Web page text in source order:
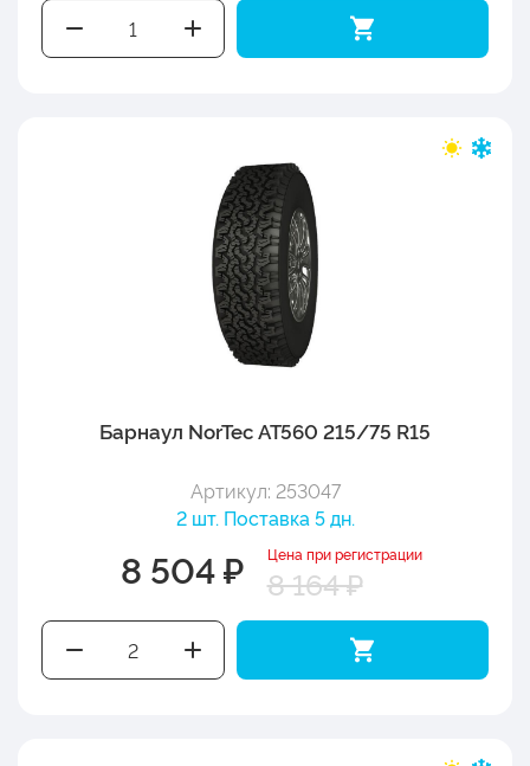
Барнаул NorTec AT560 215/75 R15
Артикул: 253047
2 шт. Поставка 5 дн.
8 504 ₽ Цена при регистрации
8 164 ₽